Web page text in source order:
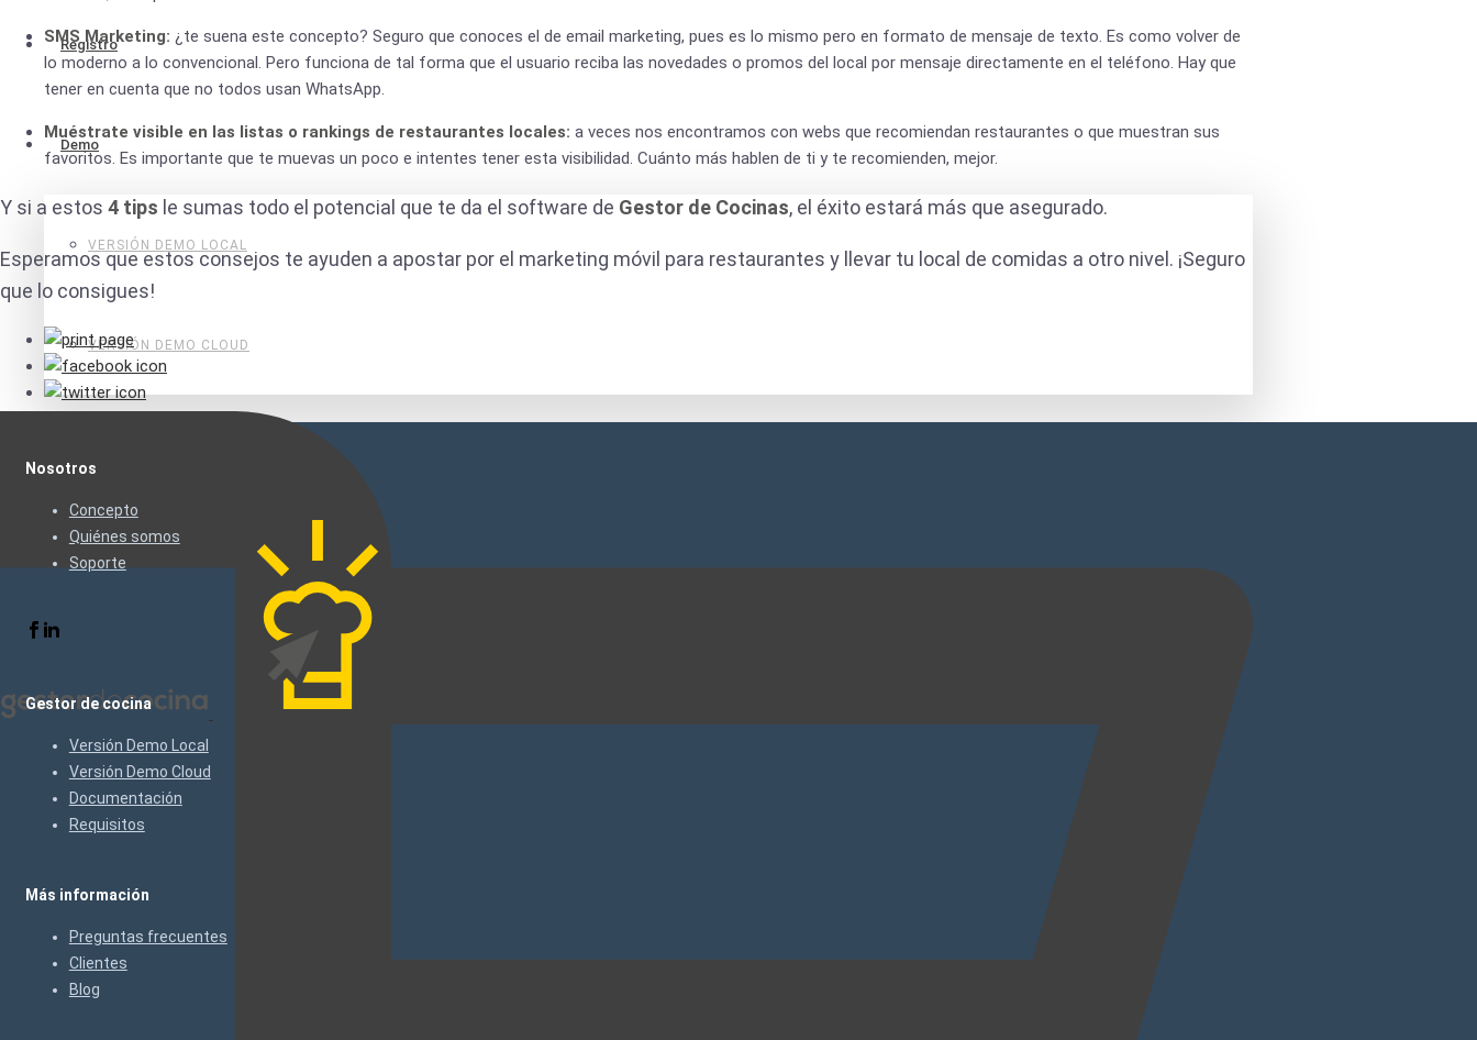
Registro
Demo
VERSIÓN DEMO LOCAL
VERSIÓN DEMO CLOUD
SMS Marketing: ¿te suena este concepto? Seguro que conoces el de email marketing, pues es lo mismo pero en formato de mensaje de texto. Es como volver de
lo moderno a lo convencional. Pero funciona de tal forma que el usuario reciba las novedades o promos del local por mensaje directamente en el teléfono. Hay que
tener en cuenta que no todos usan WhatsApp.
Muéstrate visible en las listas o rankings de restaurantes locales: a veces nos encontramos con webs que recomiendan restaurantes o que muestran sus
favoritos. Es importante que te muevas un poco e intentes tener esta visibilidad. Cuánto más hablen de ti y te recomienden, mejor.
Y si a estos 4 tips le sumas todo el potencial que te da el software de Gestor de Cocinas, el éxito estará más que asegurado.
Esperamos que estos consejos te ayuden a apostar por el marketing móvil para restaurantes y llevar tu local de comidas a otro nivel. ¡Seguro
que lo consigues!
Nosotros
Concepto
Quiénes somos
Soporte
Gestor de cocina
Versión Demo Local
Versión Demo Cloud
Documentación
Requisitos
Más información
Preguntas frecuentes
Clientes
Blog